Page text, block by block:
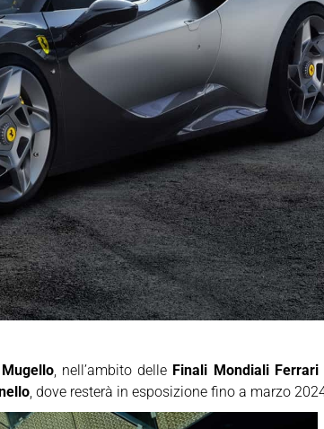
, nell’ambito delle Finali Mondiali Ferrari
, dove resterà in esposizione fino a marzo